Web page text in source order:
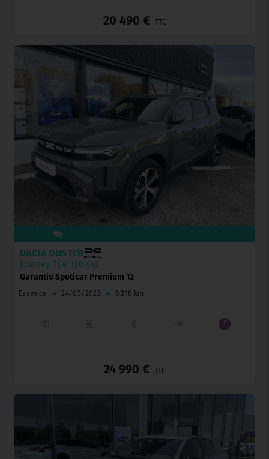
20 490 € TTC
DACIA DUSTER
Journey TCe 130 4x2
Garantie Spoticar Premium 12
Essence ● 24/03/2025 ● 6 216 km
24 990 € TTC